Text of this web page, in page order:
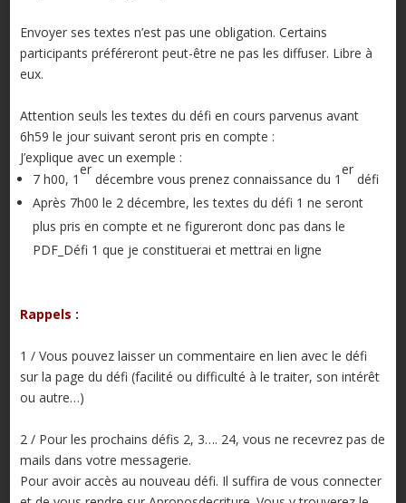
Envoyer ses textes n’est pas une obligation. Certains
participants préféreront peut-être ne pas les diffuser. Libre à
eux.
Attention seuls les textes du défi en cours parvenus avant
6h59 le jour suivant seront pris en compte :
J’explique avec un exemple :
7 h00, 1
er
décembre vous prenez connaissance du 1
er
défi
Après 7h00 le 2 décembre, les textes du défi 1 ne seront
plus pris en compte et ne figureront donc pas dans le
PDF_Défi 1 que je constituerai et mettrai en ligne
Rappels :
1 / Vous pouvez laisser un commentaire en lien avec le défi
sur la page du défi (facilité ou difficulté à le traiter, son intérêt
ou autre…)
2 / Pour les prochains défis 2, 3…. 24, vous ne recevrez pas de
mails dans votre messagerie.
Pour avoir accès au nouveau défi. Il suffira de vous connecter